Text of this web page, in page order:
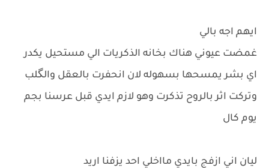
ايهم اجه بالي
غمضت عيوني هناك بخانه الذكريات الي مستحيل يكدر
اي بشر يمسحها بسهوله لان انحفرت بالعقل والگلب
وتركت اثر بالروح تذكرت وهو لازم ايدي قبل عرسنا بجم
يوم كال
ليان اني ازفج بايدي مااخلي احد يزفنا اريد